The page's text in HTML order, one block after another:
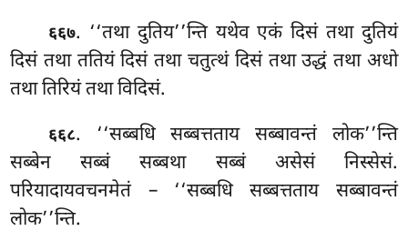
६६७. ‘‘तथा दुतिय’’न्ति यथेव एकं दिसं तथा दुतियं
दिसं तथा ततियं दिसं तथा चतुत्थं दिसं तथा उद्धं तथा अधो
तथा तिरियं तथा विदिसं.
६६८. ‘‘सब्बधिसब्बत्तताय सब्बावन्तं लोक’’न्ति
सब्बेन सब्बं सब्बथा सब्बं असेसं निस्सेसं.
परियादायवचनमेतं – ‘‘सब्बधि सब्बत्तताय सब्बावन्तं
लोक’’न्ति.